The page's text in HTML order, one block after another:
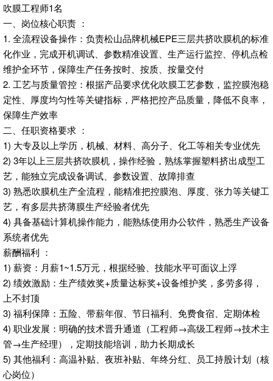
吹膜工程师1名
一、岗位核心职责 ：
1. 全流程设备操作：负责松山品牌机械EPE三层共挤吹膜机的标准
化作业，完成开机调试、参数精准设置、生产运行监控、停机点检
维护全环节，保障生产任务按时、按质、按量交付
2. 工艺与质量管控：根据产品要求优化吹膜工艺参数，监控膜泡稳
定性、厚度均匀性等关键指标，严格把控产品质量，降低不良率，
保障生产效率
二、任职资格要求 ：
1) 大专及以上学历，机械、材料、高分子、化工等相关专业优先
2) 3年以上三层共挤吹膜机，操作经验，熟练掌握塑料挤出成型工
艺，能独立完成设备调试、参数设置、故障排查
3) 熟悉吹膜机生产全流程，能精准把控膜泡、厚度、张力等关键工
艺，有多层共挤薄膜生产经验者优先
4) 具备基础计算机操作能力，能熟练使用办公软件，熟悉生产设备
系统者优先
薪酬福利 ：
1) 薪资：月薪1~1.5万元，根据经验、技能水平可面议上浮
2) 绩效激励：生产绩效奖+质量达标奖+设备维护奖，多劳多得，
上不封顶
3) 福利保障：五险、带薪年假、节日福利、免费食宿、定期体检
4) 职业发展：明确的技术晋升通道（工程师→高级工程师→技术主
管→生产经理），定期技能培训，助力长期成长
5) 其他福利：高温补贴、夜班补贴、年终分红、员工持股计划（核
心岗位）